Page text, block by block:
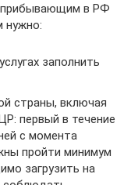
прибывающим в РФ
нужно:
заполнить
страны, включая
первый в течение
с момента
пройти минимум
загрузить на